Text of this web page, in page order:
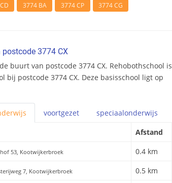
3774 BA 3774 CP 3774 CG
3774 CX
buurt van postcode 3774 CX. Rehobothschool is
bij postcode 3774 CX. Deze basisschool ligt op
voortgezet speciaalonderwijs
Afstand
53, Kootwijkerbroek
0.4 km
7, Kootwijkerbroek
0.5 km